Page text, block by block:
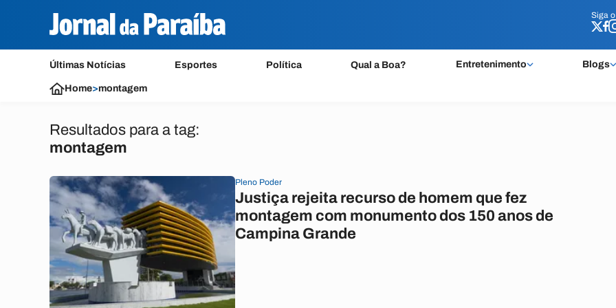
Siga o
Últimas Notícias Esportes Política Qual a Boa? Entretenimento Blogs
Siga o
Home>montagem
Resultados para a tag:
montagem
Pleno Poder
Justiça rejeita recurso de homem que fez
montagem com monumento dos 150 anos de
Campina Grande